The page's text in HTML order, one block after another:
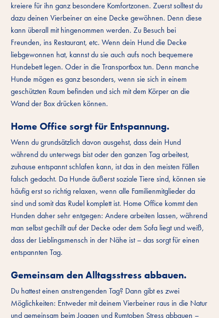
kreiere für ihn ganz besondere Komfortzonen. Zuerst solltest du
dazu deinen Vierbeiner an eine Decke gewöhnen. Denn diese
kann überall mit hingenommen werden. Zu Besuch bei
Freunden, ins Restaurant, etc. Wenn dein Hund die Decke
liebgewonnen hat, kannst du sie auch aufs noch bequemere
Hundebett legen. Oder in die Transportbox tun. Denn manche
Hunde mögen es ganz besonders, wenn sie sich in einem
geschützten Raum befinden und sich mit dem Körper an die
Wand der Box drücken können.
Home Office sorgt für Entspannung.
Wenn du grundsätzlich davon ausgehst, dass dein Hund
während du unterwegs bist oder den ganzen Tag arbeitest,
zuhause entspannt schlafen kann, ist das in den meisten Fällen
falsch gedacht. Da Hunde äußerst soziale Tiere sind, können sie
häufig erst so richtig relaxen, wenn alle Familienmitglieder da
sind und somit das Rudel komplett ist. Home Office kommt den
Hunden daher sehr entgegen: Andere arbeiten lassen, während
man selbst gechillt auf der Decke oder dem Sofa liegt und weiß,
dass der Lieblingsmensch in der Nähe ist – das sorgt für einen
entspannten Tag.
Gemeinsam den Alltagsstress abbauen.
Du hattest einen anstrengenden Tag? Dann gibt es zwei
Möglichkeiten: Entweder mit deinem Vierbeiner raus in die Natur
und gemeinsam beim Joggen und Rumtoben Stress abbauen –